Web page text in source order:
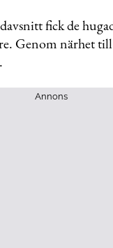
fick de
Genom närhet
Annons